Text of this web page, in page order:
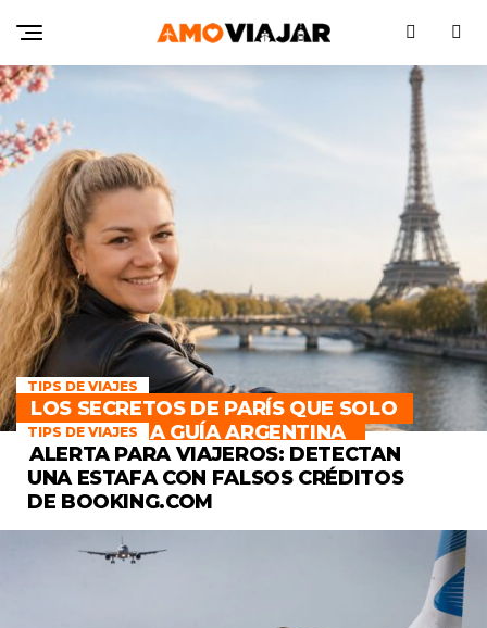
TIPS DE VIAJES
LOS SECRETOS DE PARÍS QUE SOLO
CONOCE UNA GUÍA ARGENTINA
TIPS DE VIAJES
ALERTA PARA VIAJEROS: DETECTAN
UNA ESTAFA CON FALSOS CRÉDITOS
DE BOOKING.COM